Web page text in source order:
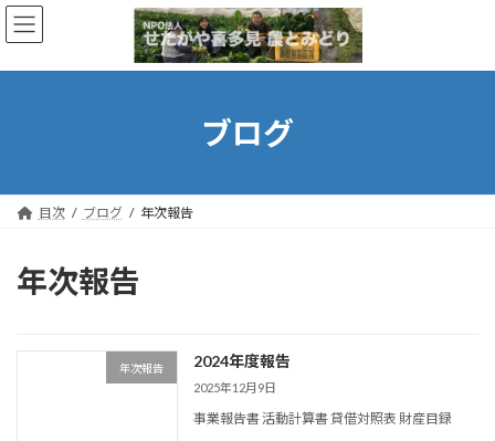
コ
ン
ン
ナ
ビ
ー
ブログ
目次 ブログ 年次報告
年次報告
年次報告 2024年度報告
2025年12月9日
事業報告書 活動計算書 貸借対照表 財産目録